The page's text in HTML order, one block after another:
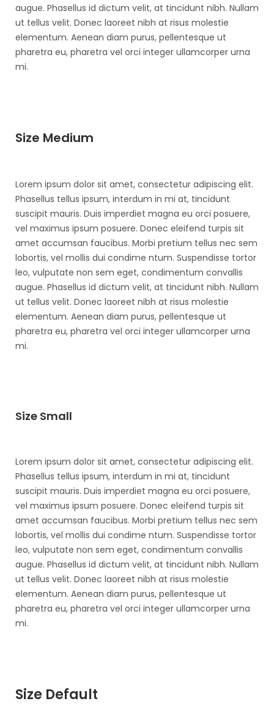
augue. Phasellus id dictum velit, at tincidunt nibh. Nullam
ut tellus velit. Donec laoreet nibh at risus molestie
elementum. Aenean diam purus, pellentesque ut
pharetra eu, pharetra vel orci integer ullamcorper urna
mi.
Size Medium
Lorem ipsum dolor sit amet, consectetur adipiscing elit.
Phasellus tellus ipsum, interdum in mi at, tincidunt
suscipit mauris. Duis imperdiet magna eu orci posuere,
vel maximus ipsum posuere. Donec eleifend turpis sit
amet accumsan faucibus. Morbi pretium tellus nec sem
lobortis, vel mollis dui condime ntum. Suspendisse tortor
leo, vulputate non sem eget, condimentum convallis
augue. Phasellus id dictum velit, at tincidunt nibh. Nullam
ut tellus velit. Donec laoreet nibh at risus molestie
elementum. Aenean diam purus, pellentesque ut
pharetra eu, pharetra vel orci integer ullamcorper urna
mi.
Size Small
Lorem ipsum dolor sit amet, consectetur adipiscing elit.
Phasellus tellus ipsum, interdum in mi at, tincidunt
suscipit mauris. Duis imperdiet magna eu orci posuere,
vel maximus ipsum posuere. Donec eleifend turpis sit
amet accumsan faucibus. Morbi pretium tellus nec sem
lobortis, vel mollis dui condime ntum. Suspendisse tortor
leo, vulputate non sem eget, condimentum convallis
augue. Phasellus id dictum velit, at tincidunt nibh. Nullam
ut tellus velit. Donec laoreet nibh at risus molestie
elementum. Aenean diam purus, pellentesque ut
pharetra eu, pharetra vel orci integer ullamcorper urna
mi.
Size Default